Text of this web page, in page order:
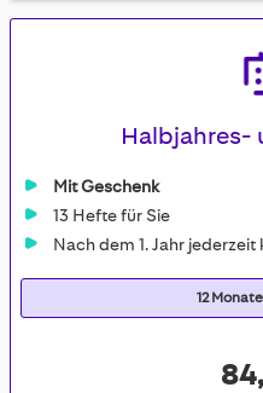
Halbjahres-
Mit Geschenk
13 Hefte für Sie
Nach dem 1. Jahr jederzeit
12